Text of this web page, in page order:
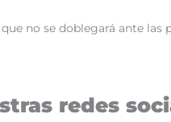
no se doblegará ante las
redes